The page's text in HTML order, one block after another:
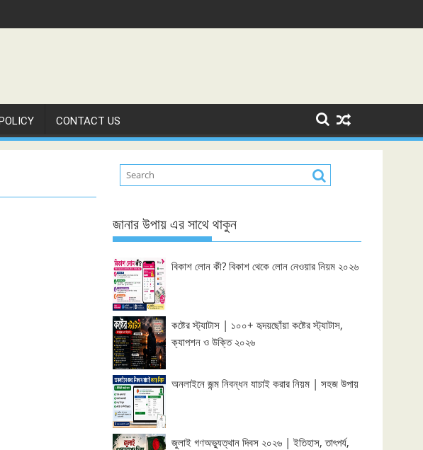
CONTACT US
জানার উপায় এর সাথে থাকুন
বিকাশ লোন কী? বিকাশ থেকে লোন নেওয়ার নিয়ম ২০২৬
কষ্টের স্ট্যাটাস | ১০০+ হৃদয়ছোঁয়া কষ্টের স্ট্যাটাস,
ক্যাপশন ও উক্তি ২০২৬
অনলাইনে জন্ম নিবন্ধন যাচাই করার নিয়ম | সহজ উপায়
জুলাই গণঅভ্যুত্থান দিবস ২০২৬ | ইতিহাস, তাৎপর্য,